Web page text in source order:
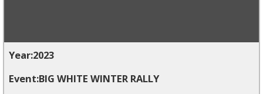
2023
BIG WHITE WINTER RALLY